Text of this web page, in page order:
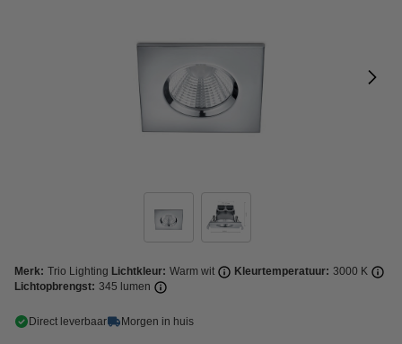
Merk: Trio Lighting Lichtkleur: Warm wit Kleurtemperatuur: 3000 K
Lichtopbrengst: 345 lumen
Direct leverbaar Morgen in huis